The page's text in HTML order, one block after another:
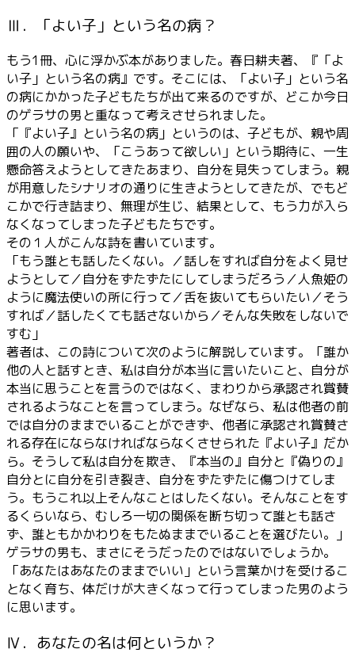
Ⅲ．「よい子」という名の病？
もう1冊、心に浮かぶ本がありました。春日耕夫著、『「よ
い子」という名の病』です。そこには、「よい子」という名
の病にかかった子どもたちが出て来るのですが、どこか今日
のゲラサの男と重なって考えさせられました。
「『よい子』という名の病」というのは、子どもが、親や周
囲の人の願いや、「こうあって欲しい」という期待に、一生
懸命答えようとしてきたあまり、自分を見失ってしまう。親
が用意したシナリオの通りに生きようとしてきたが、でもど
こかで行き詰まり、無理が生じ、結果として、もう力が入ら
なくなってしまった子どもたちです。
その１人がこんな詩を書いています。
「もう誰とも話したくない。／話しをすれば自分をよく見せ
ようとして／自分をずたずたにしてしまうだろう／人魚姫の
ように魔法使いの所に行って／舌を抜いてもらいたい／そう
すれば／話したくても話さないから／そんな失敗をしないで
すむ」
著者は、この詩について次のように解説しています。「誰か
他の人と話すとき、私は自分が本当に言いたいこと、自分が
本当に思うことを言うのではなく、まわりから承認され賞賛
されるようなことを言ってしまう。なぜなら、私は他者の前
では自分のままでいることができず、他者に承認され賞賛さ
れる存在にならなければならなくさせられた『よい子』だか
ら。そうして私は自分を欺き、『本当の』自分と『偽りの』
自分とに自分を引き裂き、自分をずたずたに傷つけてしま
う。もうこれ以上そんなことはしたくない。そんなことをす
るくらいなら、むしろ一切の関係を断ち切って誰とも話さ
ず、誰ともかかわりをもたぬままでいることを選びたい。」
ゲラサの男も、まさにそうだったのではないでしょうか。
「あなたはあなたのままでいい」という言葉かけを受けるこ
となく育ち、体だけが大きくなって行ってしまった男のよう
に思います。
Ⅳ．あなたの名は何というか？